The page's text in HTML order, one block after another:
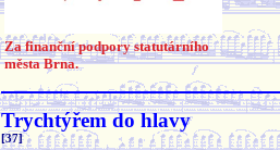
Za finanční podpory statutárního
města Brna.
Trychtýřem do hlavy
[37]